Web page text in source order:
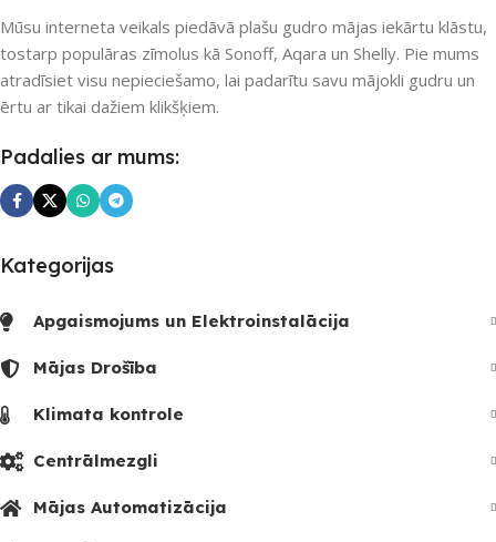
Mūsu interneta veikals piedāvā plašu gudro mājas iekārtu klāstu,
tostarp populāras zīmolus kā Sonoff, Aqara un Shelly. Pie mums
atradīsiet visu nepieciešamo, lai padarītu savu mājokli gudru un
ērtu ar tikai dažiem klikšķiem.
Padalies ar mums:
Kategorijas
Apgaismojums un Elektroinstalācija
Mājas Drošība
Klimata kontrole
Centrālmezgli
Mājas Automatizācija